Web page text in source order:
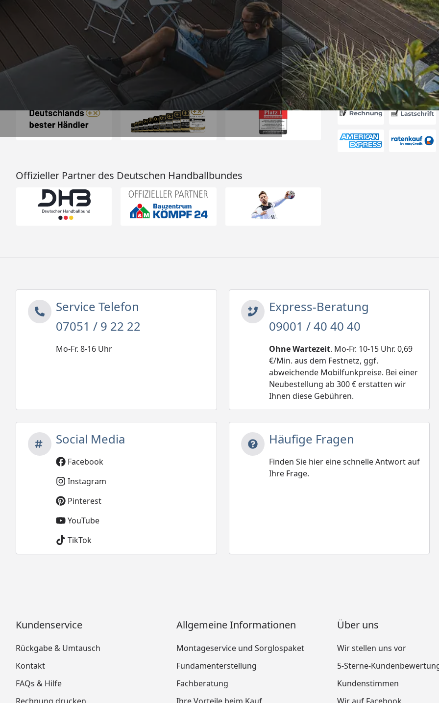
5,00/ 5
Sehr gut
„Schnelle Lieferung, super
Abwicklung.“
18.04.2026
Akzeptierte
Offizieller Partner des Deutschen Handballbundes
Service Telefon
07051 / 9 22 22
Mo-Fr. 8-16 Uhr
Express-Beratung
09001 / 40 40 40
Ohne Wartezeit. Mo-Fr. 10-15 Uhr. 0,69
€/Min. aus dem Festnetz, ggf.
abweichende Mobilfunkpreise. Bei einer
Neubestellung ab 300 € erstatten wir
Ihnen diese Gebühren.
Social Media
Facebook
Instagram
Pinterest
YouTube
TikTok
Häufige Fragen
Finden Sie hier eine schnelle Antwort auf
Ihre Frage.
Kundenservice
Rückgabe & Umtausch
Kontakt
FAQs & Hilfe
Allgemeine Informationen
Montageservice und Sorglospaket
Fundamenterstellung
Fachberatung
Über uns
Wir stellen uns vor
5-Sterne-
Kundenstimmen